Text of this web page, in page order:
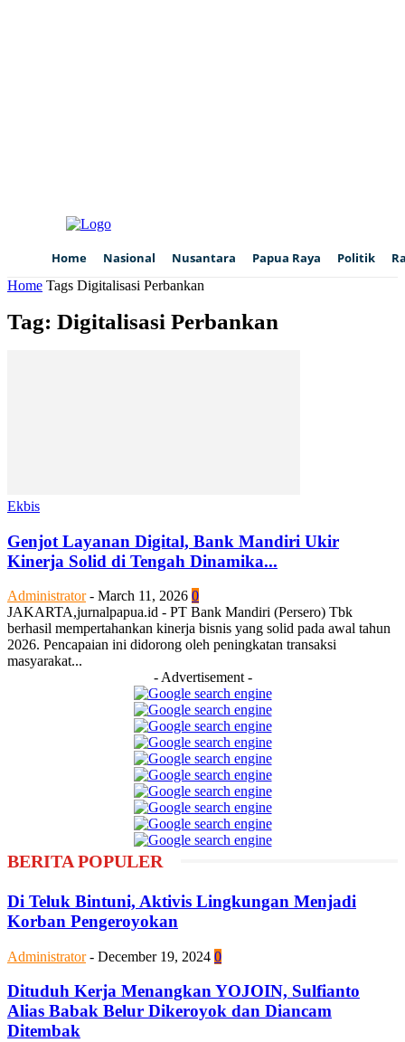
Home Nasional Nusantara Papua Raya Politik
Home Tags Digitalisasi Perbankan
Tag: Digitalisasi Perbankan
Ekbis
Genjot Layanan Digital, Bank Mandiri Ukir
Kinerja Solid di Tengah Dinamika...
Administrator - March 11, 2026 0
JAKARTA,jurnalpapua.id - PT Bank Mandiri (Persero) Tbk
berhasil mempertahankan kinerja bisnis yang solid pada awal tahun
2026. Pencapaian ini didorong oleh peningkatan transaksi
masyarakat...
- Advertisement -
BERITA POPULER
Di Teluk Bintuni, Aktivis Lingkungan Menjadi
Korban Pengeroyokan
Administrator - December 19, 2024 0
Dituduh Kerja Menangkan YOJOIN, Sulfianto
Alias Babak Belur Dikeroyok dan Diancam
Ditembak